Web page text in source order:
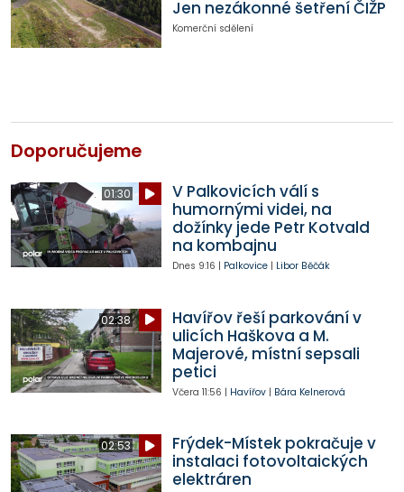
Jen nezákonné šetření ČIŽP
Komerční sdělení
Doporučujeme
01:30
V Palkovicích válí s
humornými videi, na
dožínky jede Petr Kotvald
na kombajnu
Dnes 9:16 | Palkovice| Libor Běčák
02:38
Havířov řeší parkování v
ulicích Haškova a M.
Majerové, místní sepsali
petici
Včera 11:56 | Havířov| Bára Kelnerová
02:53
Frýdek-Místek pokračuje v
instalaci fotovoltaických
elektráren